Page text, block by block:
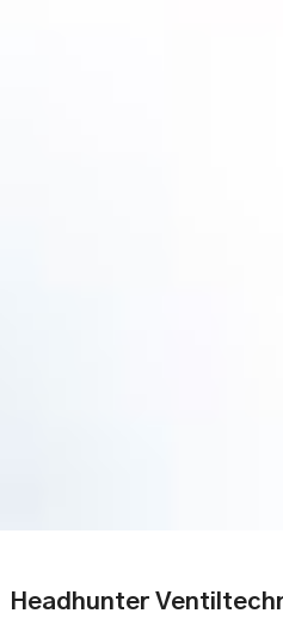
Headhunter